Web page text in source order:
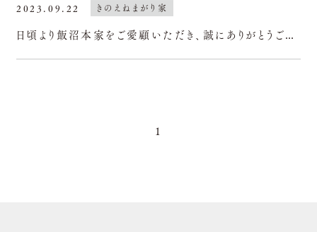
きのえねまがり家
2023.09.22
日頃より飯沼本家をご愛顧いただき、誠にありがとうございます。このたびは、皆様に長きにわたりご加入いただき応援いただきました会員サービス「甲子倶楽部」につきまして、令和5年10月1日をもちまして見直しを
1